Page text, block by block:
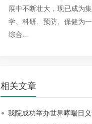
展中不断壮大，现已成为
学、科研、预防、保健为
综合…
相关文章
我院成功举办世界哮喘日